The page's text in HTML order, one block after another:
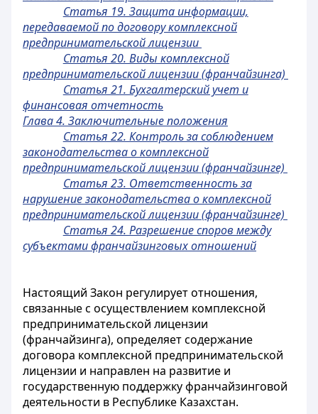
Статья 19. Защита информации,
передаваемой по договору комплексной
предпринимательской лицензии
Статья 20. Виды комплексной
предпринимательской лицензии (франчайзинга)
Статья 21. Бухгалтерский учет и
финансовая отчетность
Глава 4. Заключительные положения
Статья 22. Контроль за соблюдением
законодательства о комплексной
предпринимательской лицензии (франчайзинге)
Статья 23. Ответственность за
нарушение законодательства о комплексной
предпринимательской лицензии (франчайзинге)
Статья 24. Разрешение споров между
субъектами франчайзинговых отношений
Настоящий Закон регулирует отношения,
связанные с осуществлением комплексной
предпринимательской лицензии
(франчайзинга), определяет содержание
договора комплексной предпринимательской
лицензии и направлен на развитие и
государственную поддержку франчайзинговой
деятельности в Республике Казахстан.